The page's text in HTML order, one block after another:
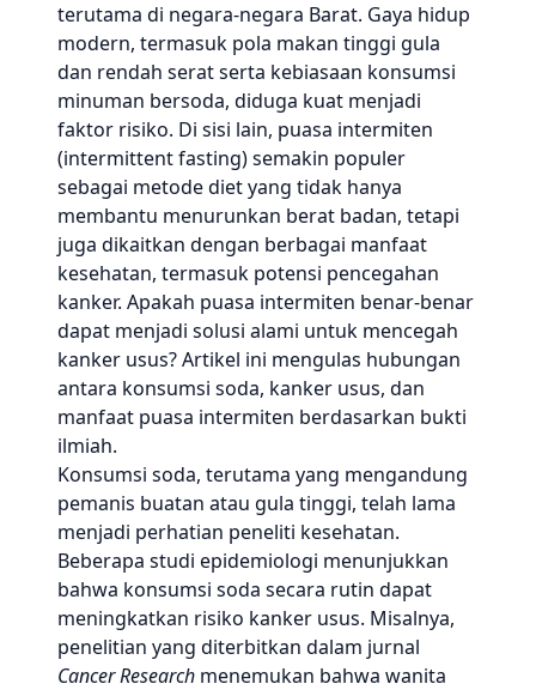
terutama di negara-negara Barat. Gaya hidup
modern, termasuk pola makan tinggi gula
dan rendah serat serta kebiasaan konsumsi
minuman bersoda, diduga kuat menjadi
faktor risiko. Di sisi lain, puasa intermiten
(intermittent fasting) semakin populer
sebagai metode diet yang tidak hanya
membantu menurunkan berat badan, tetapi
juga dikaitkan dengan berbagai manfaat
kesehatan, termasuk potensi pencegahan
kanker. Apakah puasa intermiten benar-benar
dapat menjadi solusi alami untuk mencegah
kanker usus? Artikel ini mengulas hubungan
antara konsumsi soda, kanker usus, dan
manfaat puasa intermiten berdasarkan bukti
ilmiah.
Konsumsi soda, terutama yang mengandung
pemanis buatan atau gula tinggi, telah lama
menjadi perhatian peneliti kesehatan.
Beberapa studi epidemiologi menunjukkan
bahwa konsumsi soda secara rutin dapat
meningkatkan risiko kanker usus. Misalnya,
penelitian yang diterbitkan dalam jurnal
Cancer Research menemukan bahwa wanita